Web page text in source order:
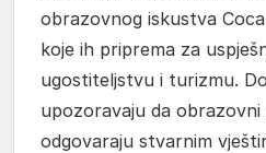
obrazovnog iskustva
koje ih priprema za
ugostiteljstvu i turizmu.
upozoravaju da
odgovaraju stvarnim